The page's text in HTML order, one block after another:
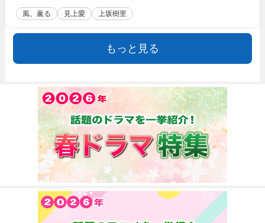
風、薫る 見上愛 上坂樹里
もっと見る